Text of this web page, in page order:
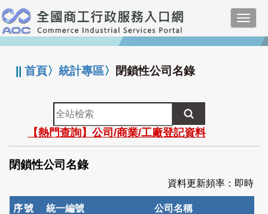
跳
到
主
要
:::
||首頁〉統計專區〉 閉鎖性公司名錄
全
站
檢
索
【熱門查詢】公司/商業/工廠登記資料
閉鎖性公司名錄
資料更新頻率：即時
序號 統一編號 公司名稱